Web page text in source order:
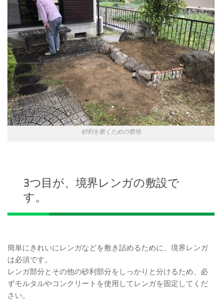
砂利を敷くための整地
3つ目が、境界レンガの敷設で
す。
簡単にきれいにレンガなどを敷き詰めるために、境界レンガ
は必須です。
レンガ部分とその他の砂利部分をしっかりと分けるため、必
ずモルタルやコンクリートを使用してレンガを固定してくだ
さい。